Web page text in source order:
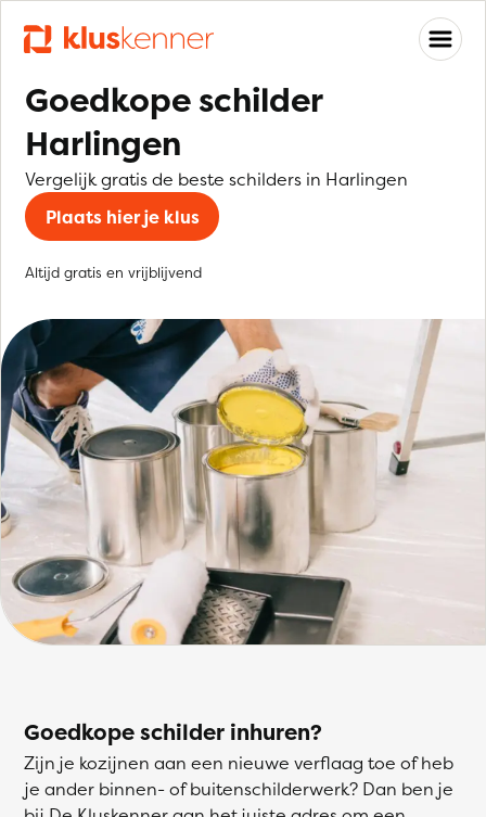
Goedkope schilder
Harlingen
Vergelijk gratis de beste schilders in Harlingen
Plaats hier je klus
Altijd gratis en vrijblijvend
Goedkope schilder inhuren?
Zijn je kozijnen aan een nieuwe verflaag toe of heb
je ander binnen- of buitenschilderwerk? Dan ben je